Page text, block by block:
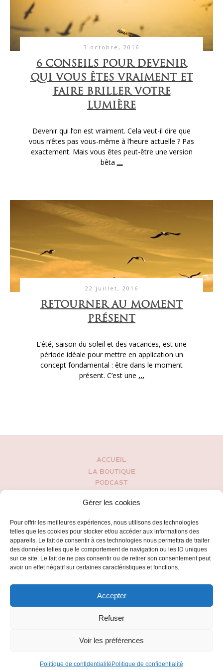
Gérer les cookies
Pour offrir les meilleures expériences, nous utilisons des technologies
telles que les cookies pour stocker et/ou accéder aux informations des
appareils. Le fait de consentir à ces technologies nous permettra de traiter
des données telles que le comportement de navigation ou les ID uniques
sur ce site. Le fait de ne pas consentir ou de retirer son consentement peut
avoir un effet négatif sur certaines caractéristiques et fonctions.
Accepter
Refuser
Voir les préférences
Politique de confidentialité Politique de confidentialité
3 octobre, 2016
6 CONSEILS POUR DEVENIR
QUI VOUS ÊTES VRAIMENT ET
FAIRE BRILLER VOTRE
LUMIÈRE
Devenir qui l’on est vraiment. Cela veut-il dire que
vous n’êtes pas vous-même à l’heure actuelle ? Pas
exactement. Mais vous êtes peut-être une version
bêta ...
22 juillet, 2016
RETOURNER AU MOMENT
PRÉSENT
L’été, saison du soleil et des vacances, est une
période idéale pour mettre en application un
concept fondamental : être dans le moment
présent. C’est une ...
ACCUEIL
LA BOUTIQUE
PODCAST
BLOG
CONDITIONS GÉNÉRALES DE VENTES
POLITIQUE DE CONFIDENTIALITÉ
CONTACT
2016 - 2025 jennablossoms.com - Tous droits réservés.